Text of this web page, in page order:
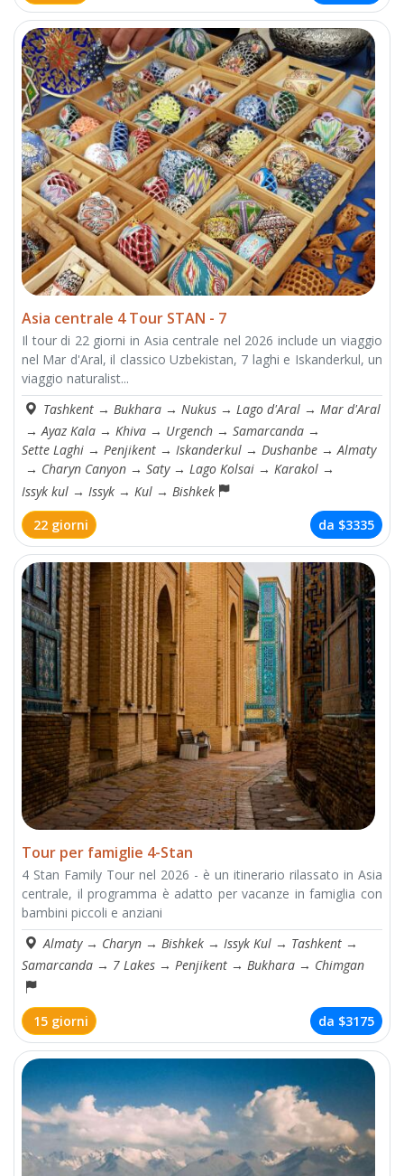
Asia centrale 4 Tour STAN - 7
Il tour di 22 giorni in Asia centrale nel 2026 include un viaggio
nel Mar d'Aral, il classico Uzbekistan, 7 laghi e Iskanderkul, un
viaggio naturalist...
Tashkent → Bukhara → Nukus → Lago d'Aral → Mar d'Aral
→ Ayaz Kala → Khiva → Urgench → Samarcanda →
Sette Laghi → Penjikent → Iskanderkul → Dushanbe → Almaty
→ Charyn Canyon → Saty → Lago Kolsai → Karakol →
Issyk kul → Issyk → Kul → Bishkek
22 giorni
da $3335
Tour per famiglie 4-Stan
4 Stan Family Tour nel 2026 - è un itinerario rilassato in Asia
centrale, il programma è adatto per vacanze in famiglia con
bambini piccoli e anziani
Almaty → Charyn → Bishkek → Issyk Kul → Tashkent →
Samarcanda → 7 Lakes → Penjikent → Bukhara → Chimgan
15 giorni da $3175